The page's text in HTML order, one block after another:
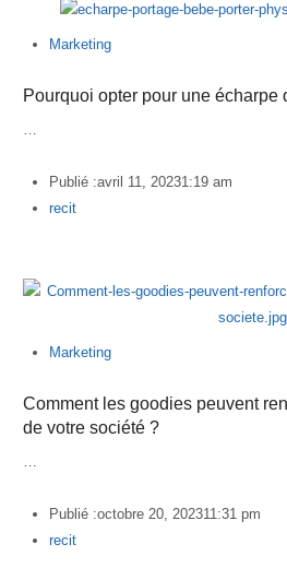
Marketing
Pourquoi opter pour une écharpe
Publié :avril 11, 20231:19 am
Author
recit
Marketing
Comment les goodies peuvent
de votre société ?
Publié :octobre 20, 202311:31 pm
Author
recit